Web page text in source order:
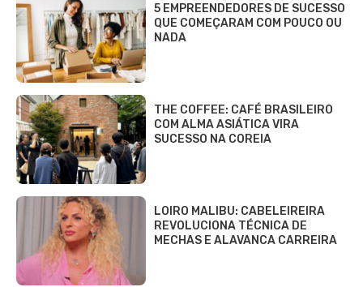
5 EMPREENDEDORES DE SUCESSO
QUE COMEÇARAM COM POUCO OU
NADA
THE COFFEE: CAFÉ BRASILEIRO
COM ALMA ASIÁTICA VIRA
SUCESSO NA COREIA
LOIRO MALIBU: CABELEIREIRA
REVOLUCIONA TÉCNICA DE
MECHAS E ALAVANCA CARREIRA